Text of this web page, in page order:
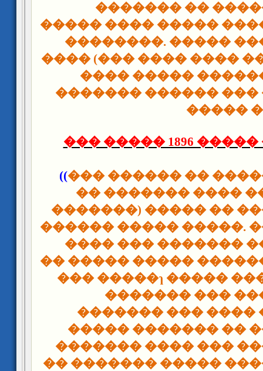
������� ��
����� ���� �����
��������. �����
���� (��� ���� ����
���� �����
������� ������ ���
�����
��� ����� 1896
((��� ������ ��
�� ������� ����
�������) ����� ��
������ ����� �����.
���� ��� �������
�� ����� �����
��� �����ɿ �����
������� ���
������� ��� ����
����� ������� ��
������� ���� ���
�� ������� �����